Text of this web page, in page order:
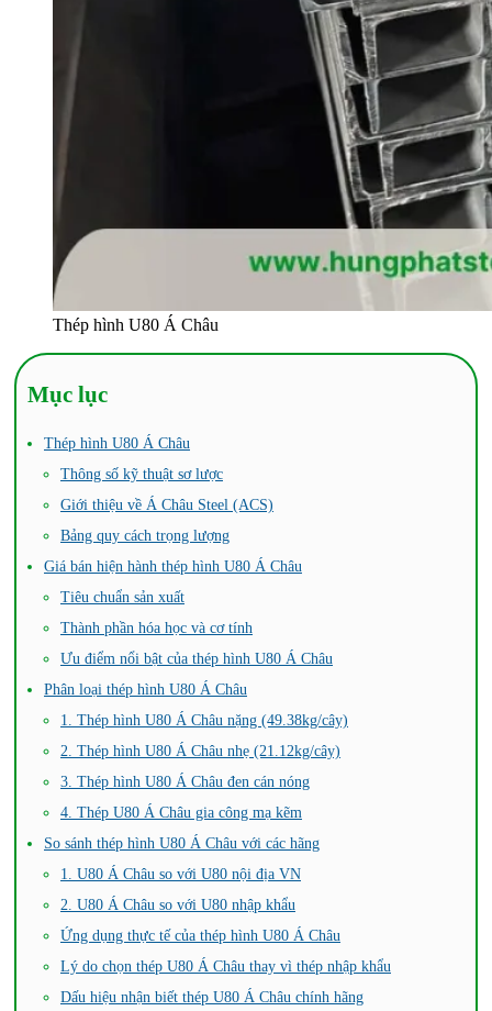
Thép hình U80 Á Châu
Mục lục
Thép hình U80 Á Châu
Thông số kỹ thuật sơ lược
Giới thiệu về Á Châu Steel (ACS)
Bảng quy cách trọng lượng
Giá bán hiện hành thép hình U80 Á Châu
Tiêu chuẩn sản xuất
Thành phần hóa học và cơ tính
Ưu điểm nổi bật của thép hình U80 Á Châu
Phân loại thép hình U80 Á Châu
1. Thép hình U80 Á Châu nặng (49.38kg/cây)
2. Thép hình U80 Á Châu nhẹ (21.12kg/cây)
3. Thép hình U80 Á Châu đen cán nóng
4. Thép U80 Á Châu gia công mạ kẽm
So sánh thép hình U80 Á Châu với các hãng
1. U80 Á Châu so với U80 nội địa VN
2. U80 Á Châu so với U80 nhập khẩu
Ứng dụng thực tế của thép hình U80 Á Châu
Lý do chọn thép U80 Á Châu thay vì thép nhập khẩu
Dấu hiệu nhận biết thép U80 Á Châu chính hãng